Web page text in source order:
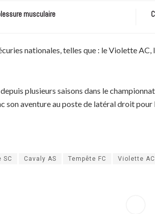
musculaire
nationales, telles que : le Violette AC,
plusieurs saisons dans le
son aventure au poste de latéral droit
SC Cavaly AS Tempête FC Violette AC